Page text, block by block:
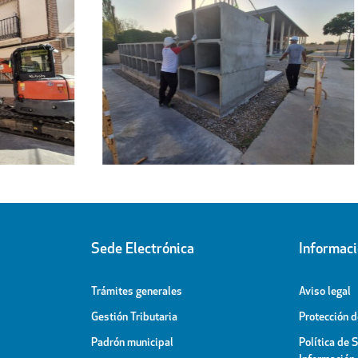
Regresa a sus hogares el centenar
de personas acogidas en el
Pabellón Cubierto
Sede Electrónica
Trámites generales
Gestión Tributaria
Padrón municipal
Aviso legal
Protección
Política de